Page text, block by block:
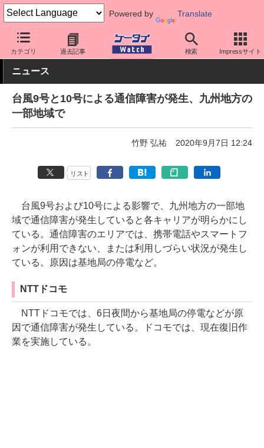
Powered by Translate
カテゴリ 過去記事 検索 Impressサイト
ケータイ Watch キャリア ドコモ 通信障害
ニュース
台風9号と10号による通信障害が発生、九州地方の
一部地域で
竹野 弘祐 2020年9月7日 12:24
リスト
台風9号および10号による影響で、九州地方の一部地
域で通信障害が発生していると各キャリアが明らかにし
ている。通信障害のエリアでは、携帯電話やスマートフ
ォンが利用できない、または利用しづらい状況が発生し
ている。原因は基地局の停電など。
NTTドコモ
NTTドコモでは、6日夜間から基地局の停電などが原
因で通信障害が発生している。ドコモでは、現在復旧作
業を実施している。